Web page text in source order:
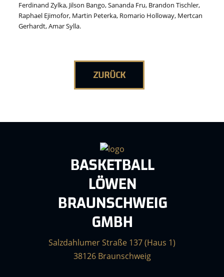
Ferdinand Zylka, Jilson Bango, Sananda Fru, Brandon Tischler,
Raphael Ejimofor, Martin Peterka, Romario Holloway, Mertcan
Gerhardt, Amar Sylla.
ZURÜCK
BASKETBALL
LÖWEN
BRAUNSCHWEIG
GMBH
Salzdahlumer Straße 137 (Haus 1)
38126 Braunschweig